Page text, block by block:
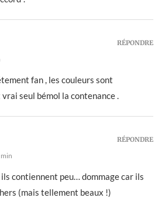
fan , les couleurs sont
seul bémol la contenance .
RÉPONDRE
contiennent peu… dommage car ils
(mais tellement beaux !)
RÉPONDRE